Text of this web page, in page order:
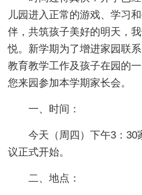
儿园进入正常的游戏、学习
伴，共筑孩子美好的明天，
悦。新学期为了增进家园联
教育教学工作及孩子在园的
您来园参加本学期家长会。
一、时间：
今天（周四）下午3：30
议正式开始。
二、地点：